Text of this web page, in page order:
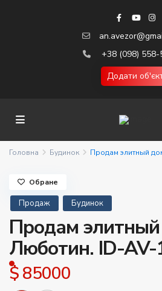
+38 (098) 558-
Додати
Головна Будинок Продам элитный
Продаж Будинок
Продам
Люботин. ID-
$ 85000
Обране